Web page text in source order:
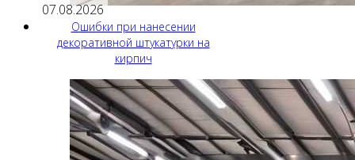
07.08.2026
Ошибки при нанесении
декоративной штукатурки на
кирпич